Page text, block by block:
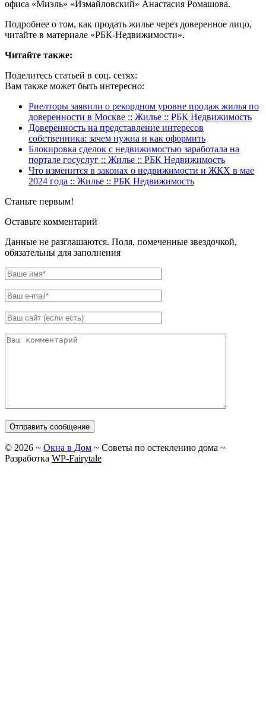
офиса «Миэль» «Измайловский» Анастасия Ромашова.
Подробнее о том, как продать жилье через доверенное лицо,
читайте в материале «РБК-Недвижимости».
Читайте также:
Поделитесь статьей в соц. сетях:
Вам также может быть интересно:
Риелторы заявили о рекордном уровне продаж жилья по
доверенности в Москве :: Жилье :: РБК Недвижимость
Доверенность на представление интересов
собственника: зачем нужна и как оформить
Блокировка сделок с недвижимостью заработала на
портале госуслуг :: Жилье :: РБК Недвижимость
Что изменится в законах о недвижимости и ЖКХ в мае
2024 года :: Жилье :: РБК Недвижимость
Станьте первым!
Оставьте комментарий
Данные не разглашаются. Поля, помеченные звездочкой,
обязательны для заполнения
© 2026 ~ Окна в Дом ~ Советы по остеклению дома ~
Разработка WP-Fairytale